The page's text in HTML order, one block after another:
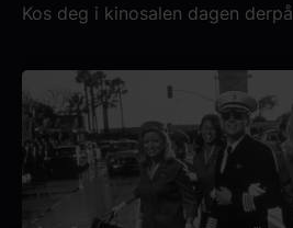
Kos deg i kinosalen dagen derpå